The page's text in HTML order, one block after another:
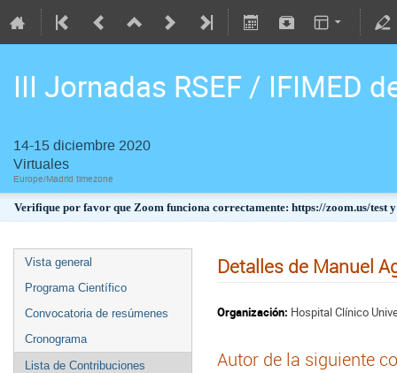
III Jornadas RSEF / IFIMED
14-15 diciembre 2020
Virtuales
Europe/Madrid timezone
Verifique por favor que Zoom funciona correctamente: https://zoom.us/test
Vista general
Programa Científico
Convocatoria de resúmenes
Cronograma
Lista de Contribuciones
Detalles de Manuel
Organización: Hospital Clínico
Autor de la siguiente